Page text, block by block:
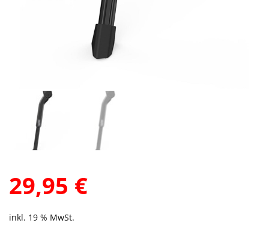
29,95 €
inkl. 19 % MwSt.